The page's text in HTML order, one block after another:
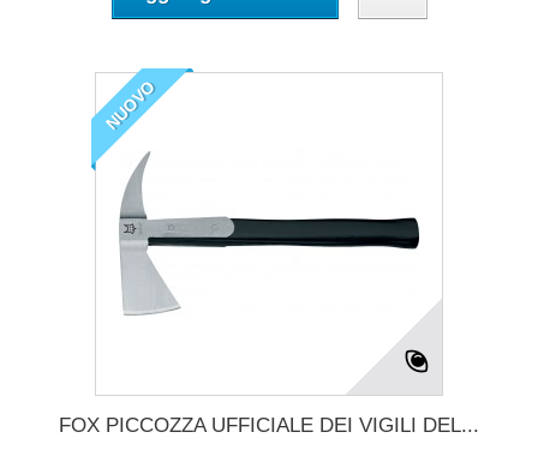
NUOVO
FOX PICCOZZA UFFICIALE DEI VIGILI DEL...